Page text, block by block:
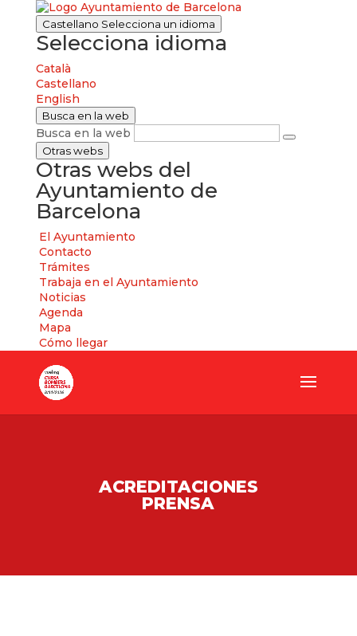
Castellano Selecciona un idioma
Selecciona idioma
Català
Castellano
English
Busca en la web
Busca en la web
Otras webs
Otras webs del
Ayuntamiento de
Barcelona
El Ayuntamiento
Contacto
Trámites
Trabaja en el Ayuntamiento
Noticias
Agenda
Mapa
Cómo llegar
ACREDITACIONES
PRENSA